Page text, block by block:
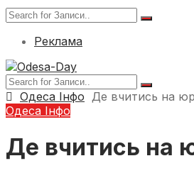
Реклама
Одеса Інфо Де вчитись на
Одеса Інфо
Де вчитись на